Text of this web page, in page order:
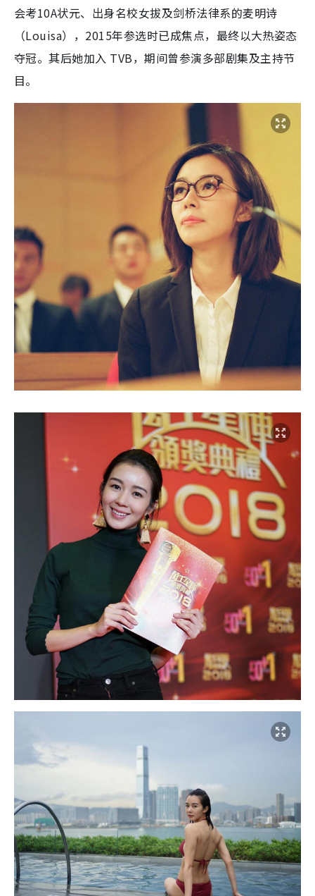
会考10A状元、出身名校女拔及剑桥法律系的麦明诗
（Louisa），2015年参选时已成焦点，最终以大热姿态
夺冠。其后她加入 TVB，期间曾参演多部剧集及主持节
目。